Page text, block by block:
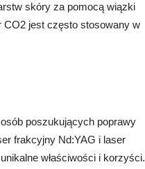
skóry za pomocą wiązki
CO2 jest często stosowany w
poszukujących poprawy
frakcyjny Nd:YAG i laser
właściwości i korzyści.